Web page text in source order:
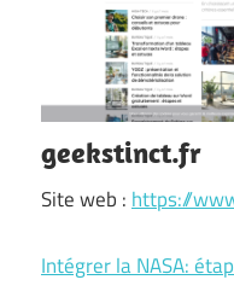
geekstinct.fr
Site web : https://
Intégrer la NASA: